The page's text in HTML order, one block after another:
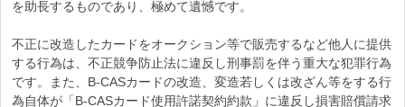
を助長するものであり、極めて遺憾です。
不正に改造したカードをオークション等で販売するなど他人に提供
する行為は、不正競争防止法に違反し刑事罰を伴う重大な犯罪行為
です。また、B-CASカードの改造、変造若しくは改ざん等をする行
為自体が「B-CASカード使用許諾契約約款」に違反し損害賠償請求